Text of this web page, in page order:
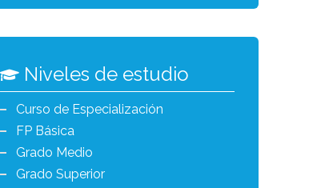
Niveles de estudio
Curso de Especialización
FP Básica
Grado Medio
Grado Superior